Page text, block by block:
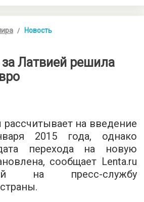
Новость
Латвией решила
на введение
2015 года, однако
перехода на новую
сообщает Lenta.ru
на пресс-службу